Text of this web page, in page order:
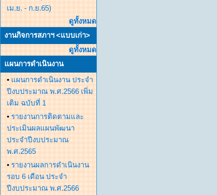
เม.ย. - ก.ย.65)
ดูทั้งหมด
งานกิจการสภาฯ <แบบเก่า>
ดูทั้งหมด
แผนการดำเนินงาน
• แผนการดำเนินงาน ประจำ
ปีงบประมาณ พ.ศ.2566 เพิ่ม
เติม ฉบับที่ 1
• รายงานการติดตามและ
ประเมินผลแผนพัฒนา
ประจำปีงบประมาณ
พ.ศ.2565
• รายงานผลการดำเนินงาน
รอบ 6 เดือน ประจำ
ปีงบประมาณ พ.ศ.2566